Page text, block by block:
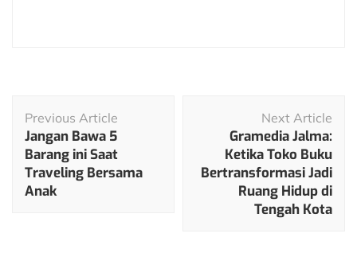
Navigation
Previous Article
Jangan Bawa 5
Barang ini Saat
Traveling Bersama
Anak
Next Article
Gramedia Jalma:
Ketika Toko Buku
Bertransformasi Jadi
Ruang Hidup di
Tengah Kota